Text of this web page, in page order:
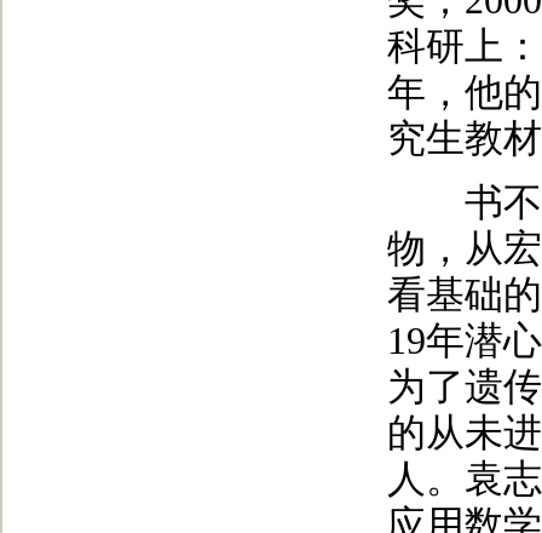
科研上
年，他
究生教
书不
物，从
看基础
19年潜
为了遗
的从未
人。袁